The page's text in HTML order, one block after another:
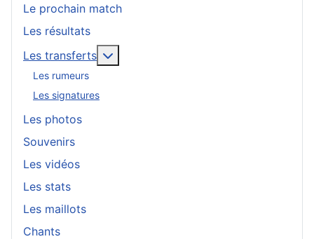
Le prochain match
Les résultats
Les transferts
Les rumeurs
Les signatures
Les photos
Souvenirs
Les vidéos
Les stats
Les maillots
Chants